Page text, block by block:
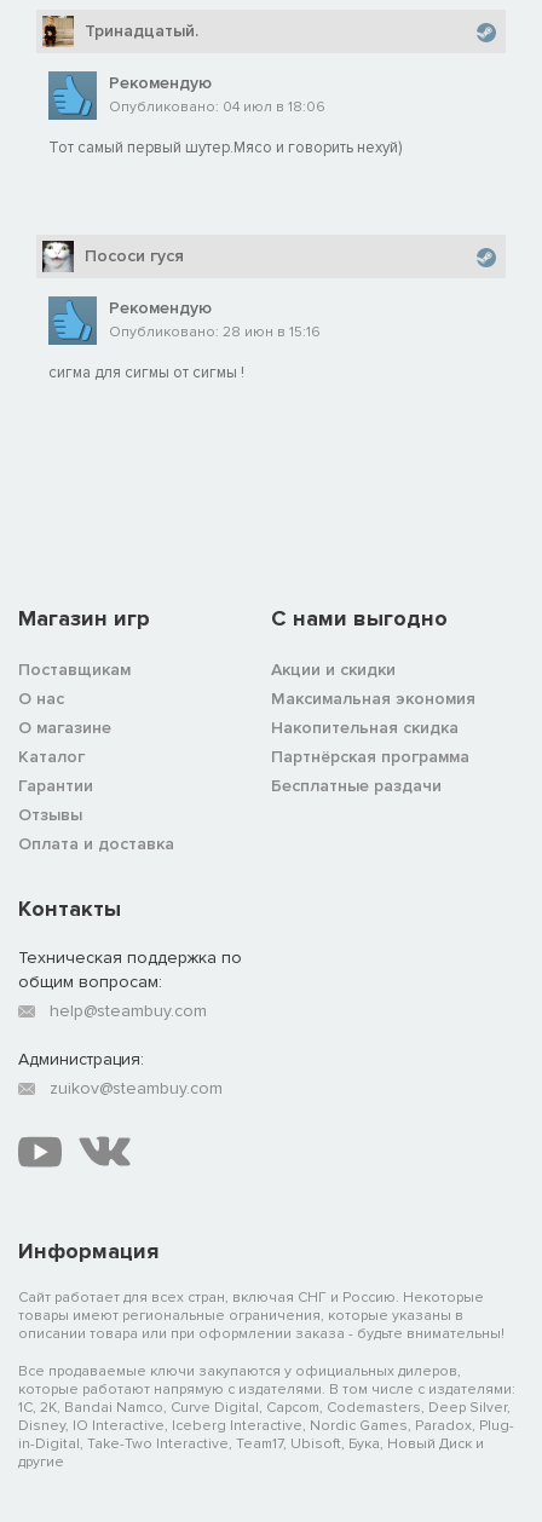
Тринадцатый.
Рекомендую
Опубликовано: 04 июл в 18:06
Тот самый первый шутер.Мясо и говорить нехуй)
Пососи гуся
Рекомендую
Опубликовано: 28 июн в 15:16
сигма для сигмы от сигмы !
Магазин игр
Поставщикам
О нас
О магазине
Каталог
Гарантии
Отзывы
Оплата и доставка
C нами выгодно
Акции и скидки
Максимальная экономия
Накопительная скидка
Партнёрская программа
Бесплатные раздачи
Информация
Сайт работает для всех стран, включая СНГ и Россию. Некоторые
товары имеют региональные ограничения, которые указаны в
описании товара или при оформлении заказа - будьте внимательны!
Все продаваемые ключи закупаются у официальных дилеров,
которые работают напрямую с издателями. В том числе с издателями:
1C, 2K, Bandai Namco, Curve Digital, Capcom, Codemasters, Deep Silver,
Disney, IO Interactive, Iceberg Interactive, Nordic Games, Paradox, Plug-
in-Digital, Take-Two Interactive, Team17, Ubisoft, Бука, Новый Диск и
другие
Контакты
Техническая поддержка по
общим вопросам:
help@steambuy.com
Администрация:
zuikov@steambuy.com